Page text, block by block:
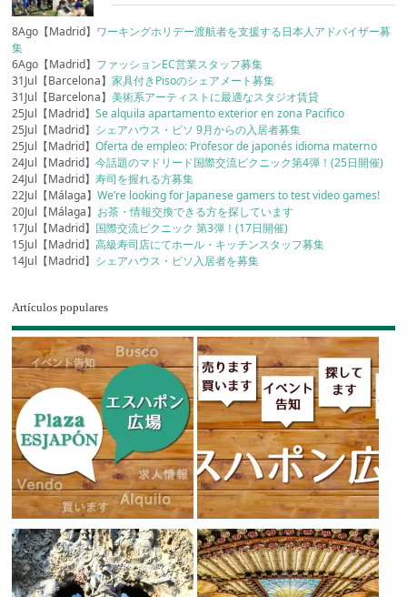
8Ago【Madrid】 ワーキングホリデー渡航者を支援する日本人アドバイザー募
集
6Ago【Madrid】 ファッションEC営業スタッフ募集
31Jul【Barcelona】家具付きPisoのシェアメート募集
31Jul【Barcelona】美術系アーティストに最適なスタジオ賃貸
25Jul【Madrid】Se alquila apartamento exterior en zona Pacifico
25Jul【Madrid】 シェアハウス・ピソ 9月からの入居者募集
25Jul【Madrid】Oferta de empleo: Profesor de japonés idioma materno
24Jul【Madrid】今話題のマドリード国際交流ピクニック第4弾！(25日開催)
24Jul【Madrid】寿司を握れる方募集
22Jul【Málaga】We’re looking for Japanese gamers to test video games!
20Jul【Málaga】 お茶・情報交換できる方を探しています
17Jul【Madrid】 国際交流ピクニック 第3弾！(17日開催)
15Jul【Madrid】高級寿司店にてホール・キッチンスタッフ募集
14Jul【Madrid】 シェアハウス・ピソ入居者を募集
Artículos populares